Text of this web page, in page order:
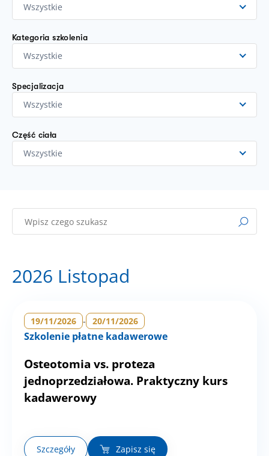
Wszystkie
Kategoria szkolenia
Wszystkie
Specjalizacja
Wszystkie
Część ciała
Wszystkie
2026 Listopad
19/11/2026 - 20/11/2026
Szkolenie płatne kadawerowe
Osteotomia vs. proteza
jednoprzedziałowa. Praktyczny kurs
kadawerowy
Szczegóły Zapisz się